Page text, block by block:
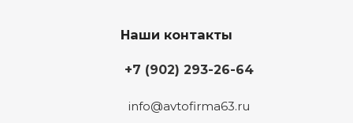
Наши контакты
+7 (902) 293-26-64
info@avtofirma63.ru